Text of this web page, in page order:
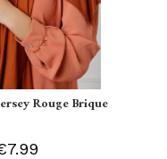
Rouge Brique